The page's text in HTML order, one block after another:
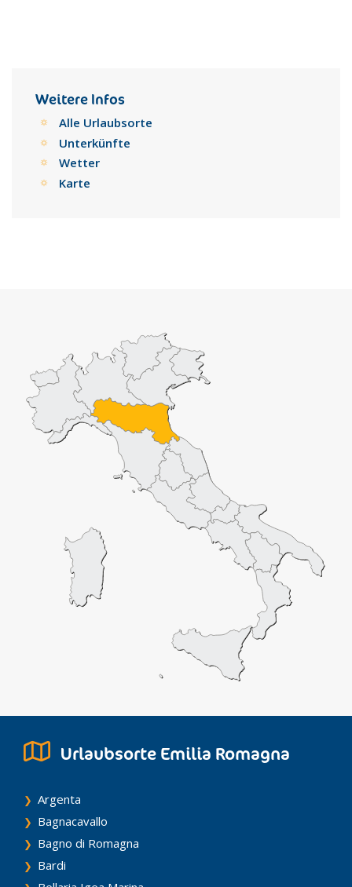
Weitere Infos
Alle Urlaubsorte
Unterkünfte
Wetter
Karte
Urlaubsorte Emilia Romagna
Argenta
Bagnacavallo
Bagno di Romagna
Bardi